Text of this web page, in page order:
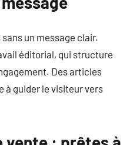
un message clair.
éditorial, qui structure
Des articles
à guider le visiteur vers